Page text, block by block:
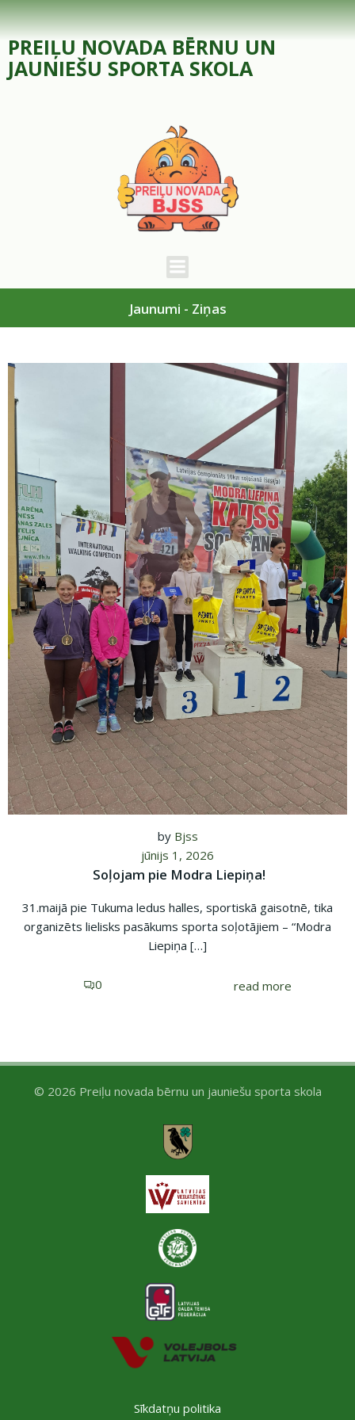
Skip
to
content
PREIĻU NOVADA BĒRNU UN
JAUNIEŠU SPORTA SKOLA
Jaunumi - Ziņas
by Bjss
jūnijs 1, 2026
Soļojam pie Modra Liepiņa!
31.maijā pie Tukuma ledus halles, sportiskā gaisotnē, tika
organizēts lielisks pasākums sporta soļotājiem – “Modra
Liepiņa […]
0 read more
© 2026 Preiļu novada bērnu un jauniešu sporta skola
Sīkdatņu politika